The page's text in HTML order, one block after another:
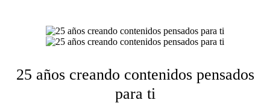
25 años creando contenidos pensados
para ti